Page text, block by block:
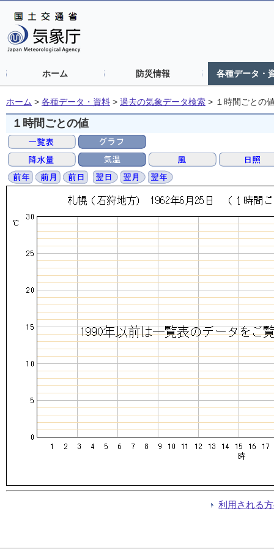
ホーム 防災情報 各種データ・
ホーム > 各種データ・資料 > 過去の気象データ検索 > １時間ごとの
１時間ごとの値
利用される